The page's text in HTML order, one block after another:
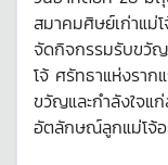
สมาคมศิษย์เก่าแม่
จัดกิจกรรมรับขวั
โจ้ ศรัทธาแห่งรา
ขวัญและกำลังใจแ
อัตลักษณ์ลูกแม่โจ้